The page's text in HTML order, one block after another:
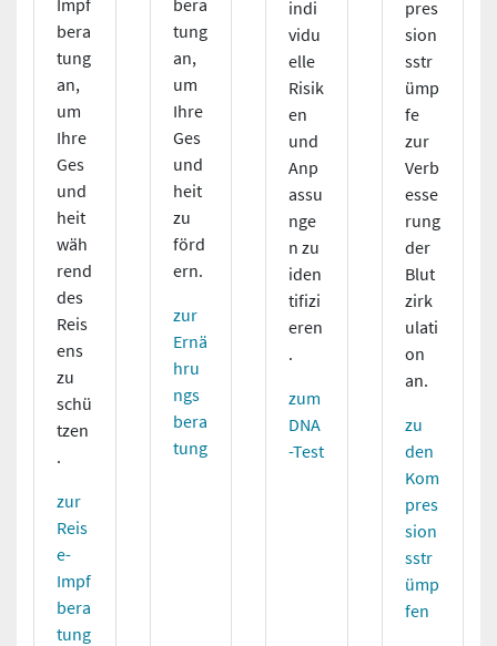
bera
tung
an,
um
Ihre
Ges
und
heit
wäh
rend
des
Reis
ens
zu
schü
tzen
.
zur
Reis
e-
Impf
bera
tung
tung
an,
um
Ihre
Ges
und
heit
zu
förd
ern.
zur
Ernä
hru
ngs
bera
tung
indi
vidu
elle
Risik
en
und
Anp
assu
nge
n zu
iden
tifizi
eren
.
zum
DNA
-Test
pres
sion
sstr
ümp
fe
zur
Verb
esse
rung
der
Blut
zirk
ulati
on
an.
zu
den
Kom
pres
sion
sstr
ümp
fen